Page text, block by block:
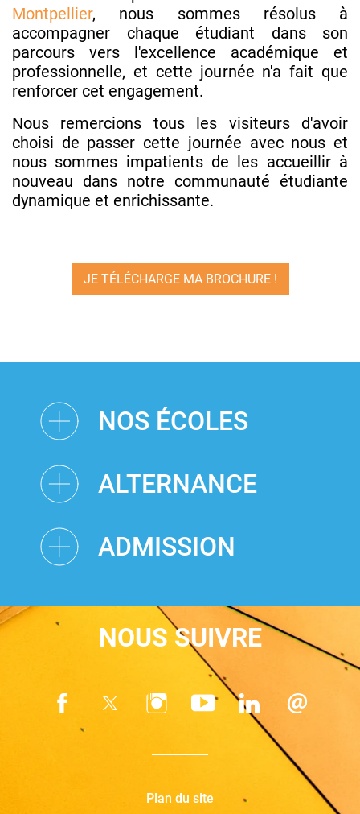
Montpellier, nous sommes résolus à
accompagner chaque étudiant dans son
parcours vers l'excellence académique et
professionnelle, et cette journée n'a fait que
renforcer cet engagement.
Nous remercions tous les visiteurs d'avoir
choisi de passer cette journée avec nous et
nous sommes impatients de les accueillir à
nouveau dans notre communauté étudiante
dynamique et enrichissante.
JE TÉLÉCHARGE MA BROCHURE !
NOS ÉCOLES
ALTERNANCE
ADMISSION
NOUS SUIVRE
Plan du site